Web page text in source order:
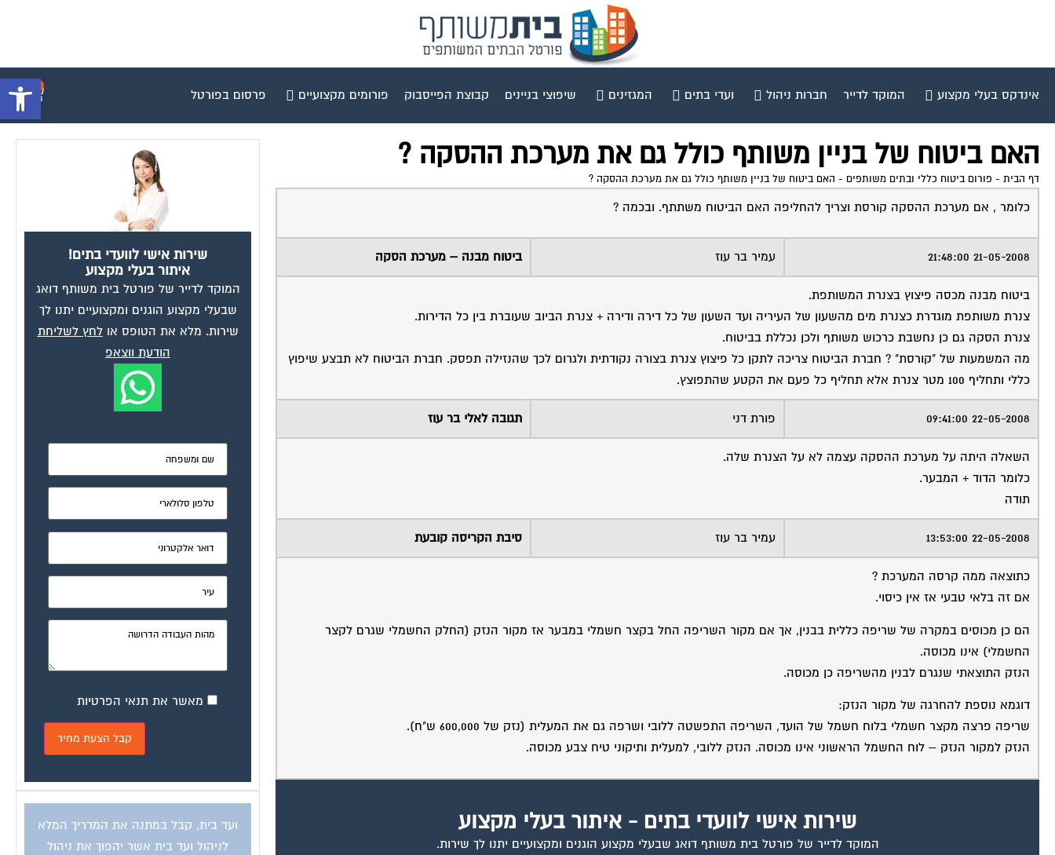
פתח אינדקס בעלי מקצוע המוקד לדייר חברות ניהול ועדי בתים המגזינים שיפוצי בניינים קבוצת הפייסבוק פורומים מקצועיים פרסום בפורטל
האם ביטוח של בניין משותף כולל גם את מערכת ההסקה ?
דף הבית - פורום ביטוח כללי ובתים משותפים - האם ביטוח של בניין משותף כולל גם את מערכת ההסקה ?
כלומר , אם מערכת ההסקה קורסת וצריך להחליפה האם הביטוח משתתף. ובכמה ?
21-05-2008 21:48:00 עמיר בר עוז ביטוח מבנה – מערכת הסקה
ביטוח מבנה מכסה פיצוץ בצנרת המשותפת.
צנרת משותפת מוגדרת כצנרת מים מהשעון של העיריה ועד השעון של כל דירה ודירה + צנרת הביוב שעוברת בין כל הדירות.
צנרת הסקה גם כן נחשבת כרכוש משותף ולכן נכללת בביטוח.
מה המשמעות של "קורסת" ? חברת הביטוח צריכה לתקן כל פיצוץ צנרת בצורה נקודתית ולגרום לכך שהנזילה תפסק. חברת הביטוח לא תבצע שיפוץ
כללי ותחליף 100 מטר צנרת אלא תחליף כל פעם את הקטע שהתפוצץ.
22-05-2008 09:41:00 פורת דני תגובה לאלי בר עוז
השאלה היתה על מערכת ההסקה עצמה לא על הצנרת שלה.
כלומר הדוד + המבער.
תודה
22-05-2008 13:53:00 עמיר בר עוז סיבת הקריסה קובעת
כתוצאה ממה קרסה המערכת ?
אם זה בלאי טבעי אז אין כיסוי.
הם כן מכוסים במקרה של שריפה כללית בבנין, אך אם מקור השריפה החל בקצר חשמלי במבער אז מקור הנזק (החלק החשמלי שגרם לקצר
החשמלי) אינו מכוסה.
הנזק התוצאתי שנגרם לבנין מהשריפה כן מכוסה.
דוגמא נוספת להחרגה של מקור הנזק:
שריפה פרצה מקצר חשמלי בלוח חשמל של הועד, השריפה התפשטה ללובי ושרפה גם את המעלית (נזק של 600,000 ש"ח).
הנזק למקור הנזק – לוח החשמל הראשוני אינו מכוסה. הנזק ללובי, למעלית ותיקוני טיח צבע מכוסה.
שירות אישי לוועדי בתים - איתור בעלי מקצוע
המוקד לדייר של פורטל בית משותף דואג שבעלי מקצוע הוגנים ומקצועיים יתנו לך שירות.
שירות אישי לוועדי בתים!
איתור בעלי מקצוע
המוקד לדייר של פורטל בית משותף דואג
שבעלי מקצוע הוגנים ומקצועיים יתנו לך
שירות. מלא את הטופס אולחץ לשליחת
הודעת ווצאפ
מאשר את תנאי הפרטיות
ועד בית, קבל במתנה את המדריך המלא
לניהול ועד בית אשר יהפוך את ניהול